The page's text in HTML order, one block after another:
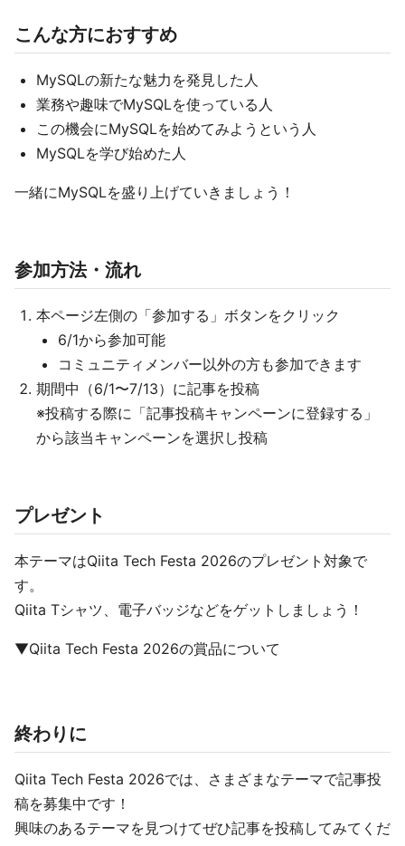
こんな方におすすめ
MySQLの新たな魅力を発見した人
業務や趣味でMySQLを使っている人
この機会にMySQLを始めてみようという人
MySQLを学び始めた人
一緒にMySQLを盛り上げていきましょう！
参加方法・流れ
本ページ左側の「参加する」ボタンをクリック
6/1から参加可能
コミュニティメンバー以外の方も参加できます
期間中（6/1〜7/13）に記事を投稿
※投稿する際に「記事投稿キャンペーンに登録する」
から該当キャンペーンを選択し投稿
プレゼント
本テーマはQiita Tech Festa 2026のプレゼント対象で
す。
Qiita Tシャツ、電子バッジなどをゲットしましょう！
▼Qiita Tech Festa 2026の賞品について
終わりに
Qiita Tech Festa 2026では、さまざまなテーマで記事投
稿を募集中です！
興味のあるテーマを見つけてぜひ記事を投稿してみてくだ